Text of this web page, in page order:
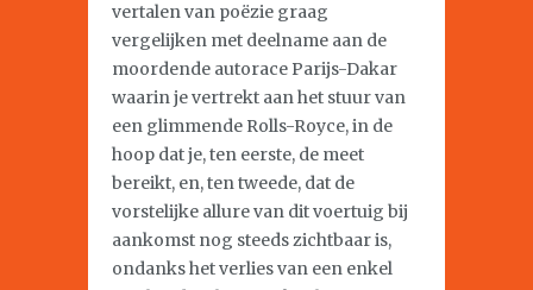
vertalen van poëzie graag
vergelijken met deelname aan de
moordende autorace Parijs-Dakar
waarin je vertrekt aan het stuur van
een glimmende Rolls-Royce, in de
hoop dat je, ten eerste, de meet
bereikt, en, ten tweede, dat de
vorstelijke allure van dit voertuig bij
aankomst nog steeds zichtbaar is,
ondanks het verlies van een enkel